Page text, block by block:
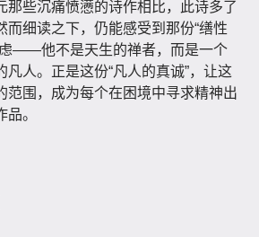
那些沉痛愤懑的诗作相比，此诗多了
而细读之下，仍能感受到那份“缮性
——他不是天生的禅者，而是一个
凡人。正是这份“凡人的真诚”，让这
范围，成为每个在困境中寻求精神出
。